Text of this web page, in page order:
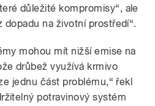
důležité kompromisy“, ale
dopadu na životní prostředí“.
mohou mít nižší emise na
drůbež využívá krmivo
jednu část problému,“ řekl
potravinový systém